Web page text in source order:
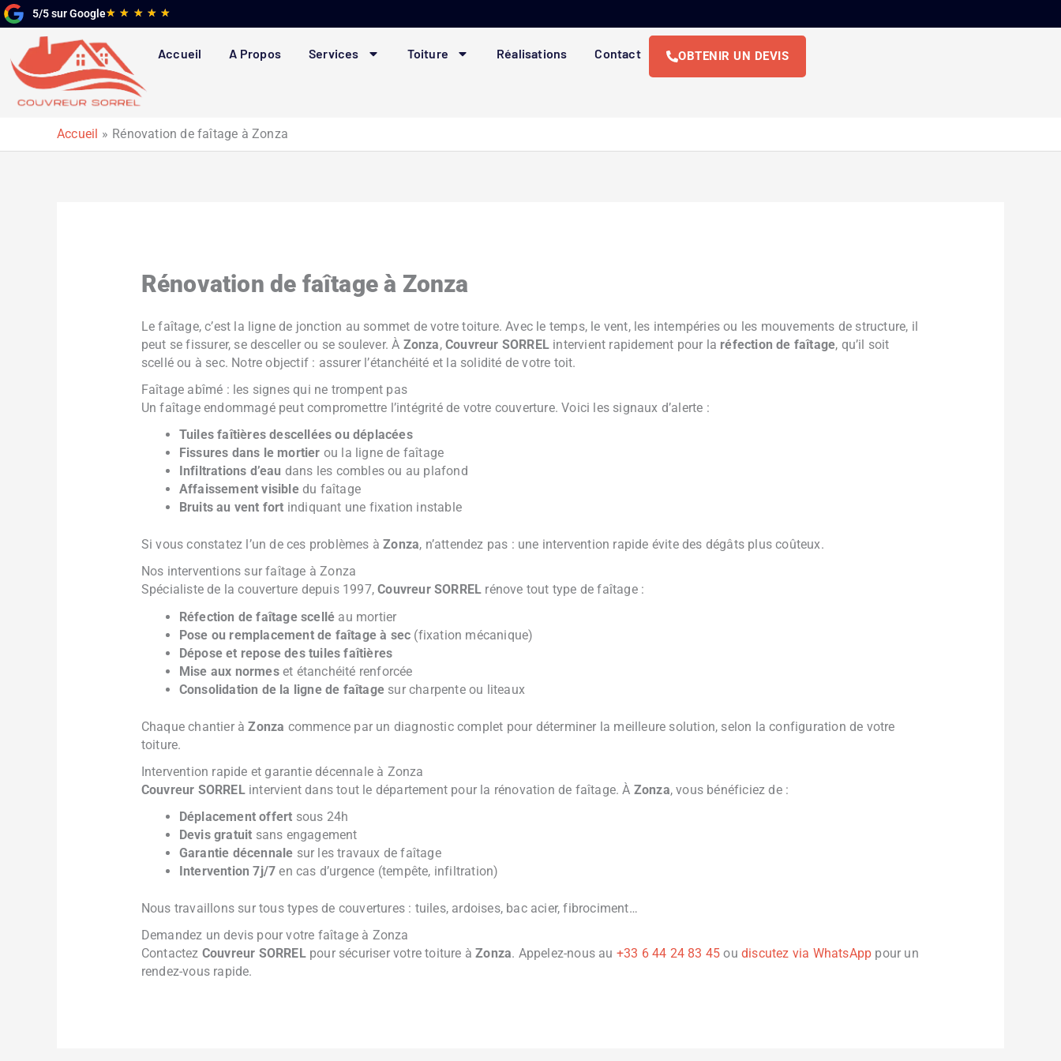
Aller
au
contenu
5/5 sur Google★ ★ ★ ★ ★
5
Accueil A Propos Services Toiture Réalisations Contact OBTENIR UN DEVIS
Accueil Rénovation de faîtage à Zonza
Rénovation de faîtage à Zonza
Le faîtage, c’est la ligne de jonction au sommet de votre toiture. Avec le temps, le vent, les intempéries ou les mouvements de structure, il
peut se fissurer, se desceller ou se soulever. À Zonza, Couvreur SORRELintervient rapidement pour la réfection de faîtage, qu’il soit
scellé ou à sec. Notre objectif : assurer l’étanchéité et la solidité de votre toit.
Faîtage abîmé : les signes qui ne trompent pas
Un faîtage endommagé peut compromettre l’intégrité de votre couverture. Voici les signaux d’alerte :
Tuiles faîtières descellées ou déplacées
Fissures dans le mortier ou la ligne de faîtage
Infiltrations d’eau dans les combles ou au plafond
Affaissement visibledu faîtage
Bruits au vent fort indiquant une fixation instable
Si vous constatez l’un de ces problèmes àZonza, n’attendez pas : une intervention rapide évite des dégâts plus coûteux.
Nos interventions sur faîtage à Zonza
Spécialiste de la couverture depuis 1997,Couvreur SORREL rénove tout type de faîtage :
Réfection de faîtage scellé au mortier
Pose ou remplacement de faîtage à sec (fixation mécanique)
Dépose et repose des tuiles faîtières
Mise aux normeset étanchéité renforcée
Consolidation de la ligne de faîtagesur charpente ou liteaux
Chaque chantier àZonza commence par un diagnostic complet pour déterminer la meilleure solution, selon la configuration de votre
toiture.
Intervention rapide et garantie décennale à Zonza
Couvreur SORRELintervient dans tout le département pour la rénovation de faîtage. À Zonza, vous bénéficiez de :
Déplacement offert sous 24h
Devis gratuit sans engagement
Garantie décennale sur les travaux de faîtage
Intervention 7j/7 en cas d’urgence (tempête, infiltration)
Nous travaillons sur tous types de couvertures : tuiles, ardoises, bac acier, fibrociment…
Demandez un devis pour votre faîtage à Zonza
Contactez Couvreur SORRELpour sécuriser votre toiture àZonza. Appelez-nous au +33 6 44 24 83 45 ou discutez via WhatsApp pour un
rendez-vous rapide.